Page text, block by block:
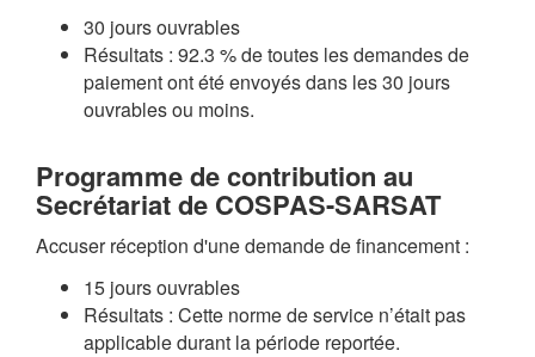
30 jours ouvrables
Résultats : 92.3 % de toutes les demandes de
paiement ont été envoyés dans les 30 jours
ouvrables ou moins.
Programme de contribution au
Secrétariat de COSPAS-SARSAT
Accuser réception d'une demande de financement :
15 jours ouvrables
Résultats : Cette norme de service n’était pas
applicable durant la période reportée.